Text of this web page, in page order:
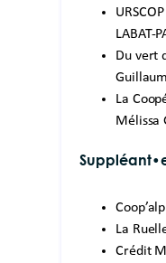
LABAT-
Du vert
La
Mélissa
La
Crédit